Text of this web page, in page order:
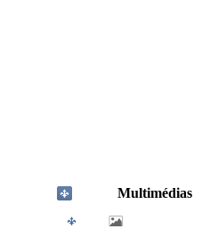
Multimédias